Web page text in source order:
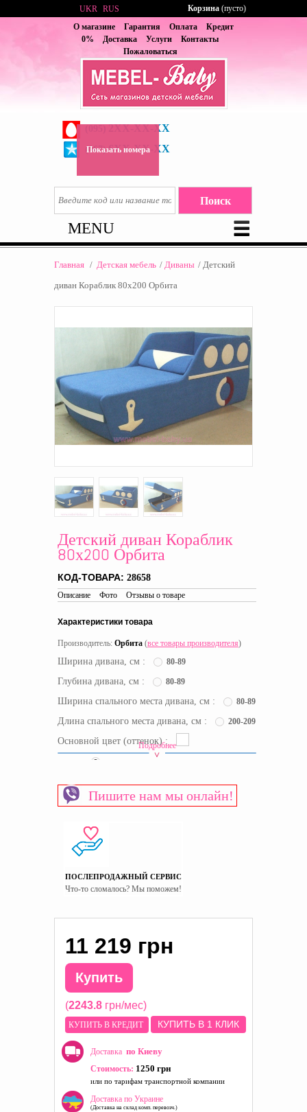
О магазине Гарантия Оплата
Кредит
0%
Доставка Услуги
Контакты
Пожаловаться
2XX-XX-XX
(067) 6XX-XX-XX
Показать номера
UKR RUS Корзина (пусто)
MENU
Главная / Детская мебель / Диваны / Детский
диван Кораблик 80х200 Орбита
Детский диван Кораблик
80х200 Орбита
КОД-ТОВАРА: 28658
Описание Фото Отзывы о товаре
Характеристики товара
Производитель: Орбита (все товары производителя)
Ширина дивана, см : 80-89
Глубина дивана, см : 80-89
Ширина спального места дивана, см : 80-89
Длина спального места дивана, см : 200-209
Основной цвет (оттенок) :
Материал изготовления каркаса Дерево
Механизм трансформации дивана
Ниши для белья
Основание спального места Сплошное дно
Пол Для мальчиков
Подробнее
Пишите нам мы онлайн!
ПОСЛЕПРОДАЖНЫЙ СЕРВИС
Что-то сломалось? Мы поможем!
11 219 грн
Купить
(2243.8 грн/мес)
КУПИТЬ В КРЕДИТ КУПИТЬ В 1 КЛИК
Доставка по Киеву
Стоимость: 1250 грн
или по тарифам транспортной компании
Доставка по Украине
(Доставка на склад комп. перевозч.)